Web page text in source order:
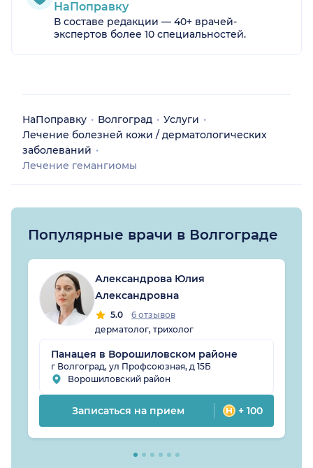
НаПоправку
В составе редакции — 40+ врачей-
экспертов более 10 специальностей.
НаПоправку Волгоград
Услуги
Лечение болезней кожи / дерматологических
заболеваний
Лечение гемангиомы
Популярные врачи в Волгограде
Александрова Юлия
Александровна
5.0
6 отзывов
дерматолог, трихолог
Панацея в Ворошиловском районе
г Волгоград, ул Профсоюзная, д 15Б
Ворошиловский район
Записаться на прием + 100